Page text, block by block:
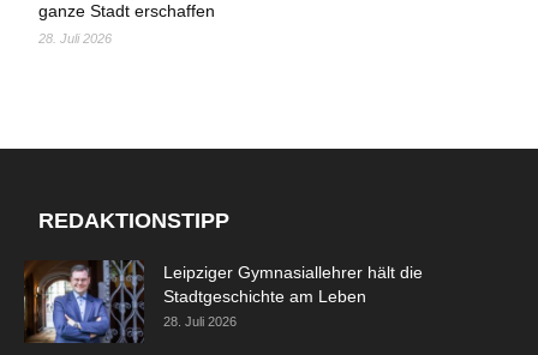
ganze Stadt erschaffen
28. Juli 2026
REDAKTIONSTIPP
Leipziger Gymnasiallehrer hält die
Stadtgeschichte am Leben
28. Juli 2026